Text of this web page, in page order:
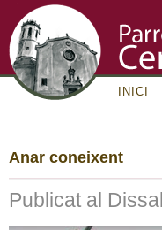
INICI
Anar coneixent
Publicat al